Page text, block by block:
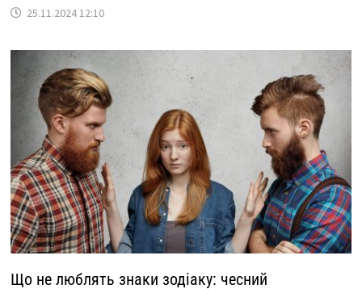
25.11.2024 12:10
Що не люблять знаки зодіаку: чесний